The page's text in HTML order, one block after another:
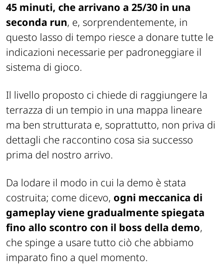
45 minuti, che arrivano a 25/30 in una
seconda run, e, sorprendentemente, in
questo lasso di tempo riesce a donare tutte le
indicazioni necessarie per padroneggiare il
sistema di gioco.
Il livello proposto ci chiede di raggiungere la
terrazza di un tempio in una mappa lineare
ma ben strutturata e, soprattutto, non priva di
dettagli che raccontino cosa sia successo
prima del nostro arrivo.
Da lodare il modo in cui la demo è stata
costruita; come dicevo, ogni meccanica di
gameplay viene gradualmente spiegata
fino allo scontro con il boss della demo,
che spinge a usare tutto ciò che abbiamo
imparato fino a quel momento.